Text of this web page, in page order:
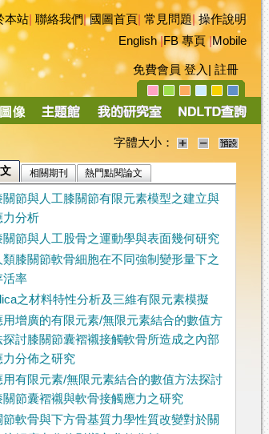
本站 聯絡我們|國圖首頁 常見問題|操作說明
English|FB 專頁|Mobile
免費會員 登入 註冊
字體大小：
相關期刊 熱門點閱論文
關節與人工膝關節有限元素模型之建立與
力分析
關節與人工股骨之運動學與表面幾何研究
類膝關節軟骨細胞在不同強制變形量下之
活率
之材料特性分析及三維有限元素模擬
用增廣的有限元素/無限元素結合的數值方
探討膝關節囊褶襯接觸軟骨所造成之內部
力分佈之研究
用有限元素/無限元素結合的數值方法探討
關節囊褶襯與軟骨接觸應力之研究
節軟骨與下方骨基質力學性質改變對於關